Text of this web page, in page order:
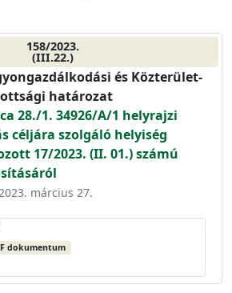
158/2023.
(III.22.)
és Közterület-
határozat
28./1. 34926/A/1 helyrajzi
céljára szolgáló helyiség
17/2023. (II. 01.) számú
március 27.
dokumentum